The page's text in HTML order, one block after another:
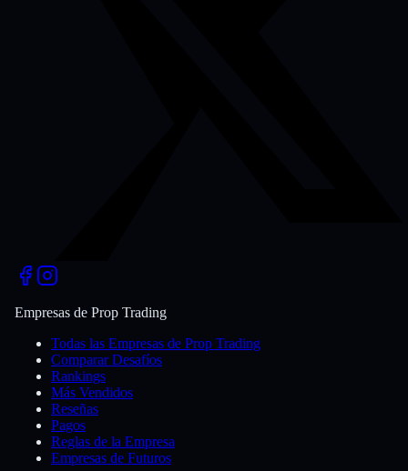
Empresas de Prop Trading
Todas las Empresas de Prop Trading
Comparar Desafíos
Rankings
Más Vendidos
Reseñas
Pagos
Reglas de la Empresa
Empresas de Futuros